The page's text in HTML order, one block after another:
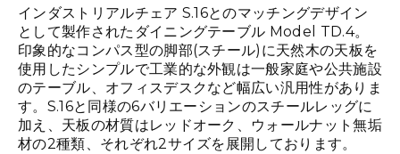
インダストリアルチェア S.16とのマッチングデザイン
として製作されたダイニングテーブル Model TD.4。
印象的なコンパス型の脚部(スチール)に天然木の天板を
使用したシンプルで工業的な外観は一般家庭や公共施設
のテーブル、オフィスデスクなど幅広い汎用性がありま
す。S.16と同様の6バリエーションのスチールレッグに
加え、天板の材質はレッドオーク、ウォールナット無垢
材の2種類、それぞれ2サイズを展開しております。